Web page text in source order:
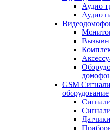
Аудио
Аудио
GSM
оборудование